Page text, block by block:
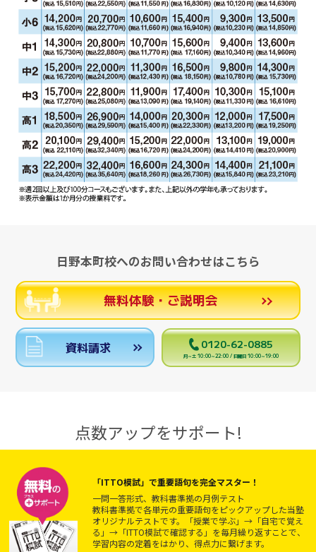
日野本町校へのお問い合わせはこちら
無料体験・ご説明会
資料請求 0120-62-0885
月～土 10:00～22:00 / 日曜日 10:00～19:00
点数アップをサポート!
「ITTO模試」で重要語句を完全マスター！
一問一答形式、教科書準拠の月例テスト
教科書準拠で各単元の重要語句をピックアップした当塾
オリジナルテストです。「授業で学ぶ」→「自宅で覚え
る」→「ITTO模試で確認する」を毎月繰り返すことで、
学習内容の定着をはかり、得点力に繋げます。